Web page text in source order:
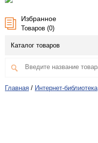
Избранное
Товаров (0)
Каталог товаров
Главная / Интернет-библиотека